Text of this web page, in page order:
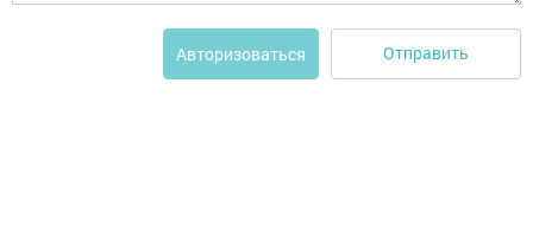
Авторизоваться Отправить